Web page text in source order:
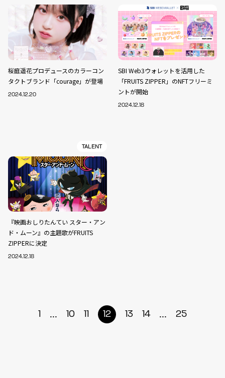
桜庭遥花プロデュースのカラーコン
タクトブランド「courage」が登場
2024.12.20
SBI Web3ウォレットを活用した
「FRUITS ZIPPER」のNFTフリーミ
ントが開始
2024.12.18
TALENT
『映画おしりたんてい スター・アン
ド・ムーン』の主題歌がFRUITS
ZIPPERに決定
2024.12.18
1 ... 10 11 12 13 14 ... 25